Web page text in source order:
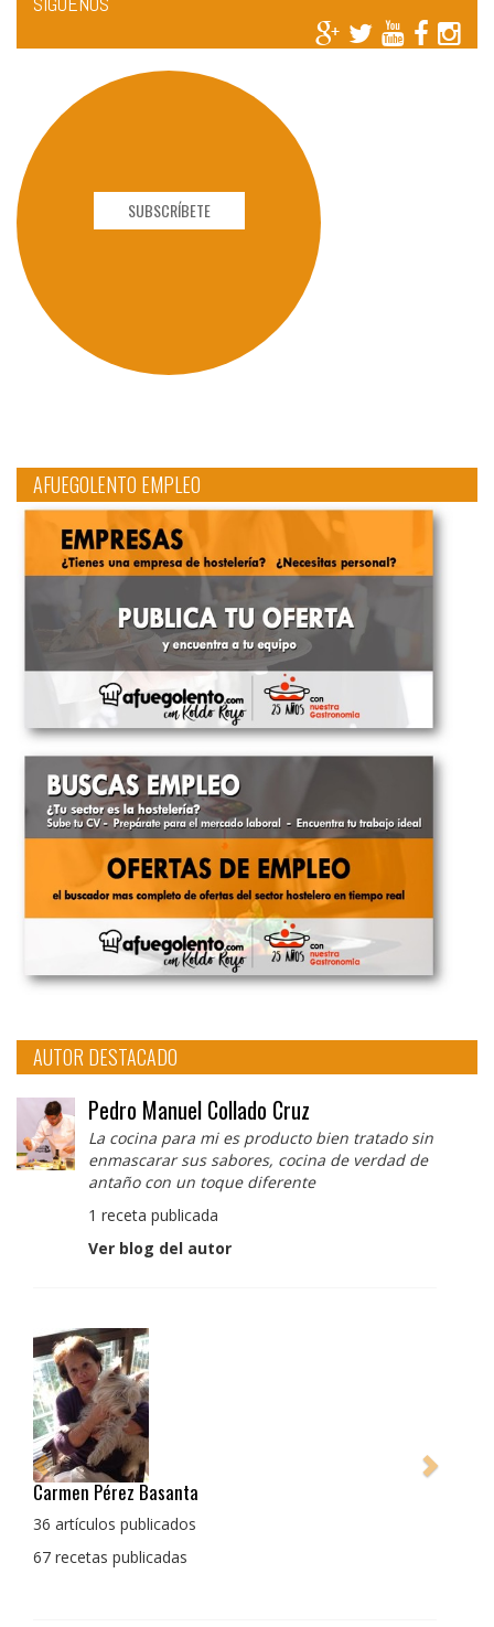
SUBSCRÍBETE
AFUEGOLENTO EMPLEO
AUTOR DESTACADO
Pedro Manuel Collado Cruz
La cocina para mi es producto bien tratado sin
enmascarar sus sabores, cocina de verdad de
antaño con un toque diferente
1 receta publicada
Ver blog del autor